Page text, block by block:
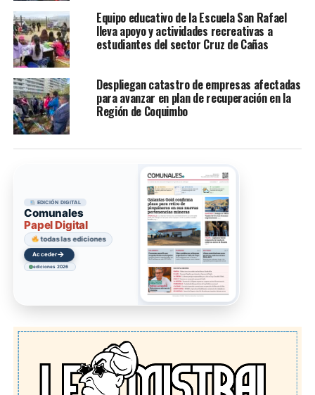
Equipo educativo de la Escuela San Rafael
lleva apoyo y actividades recreativas a
estudiantes del sector Cruz de Cañas
Despliegan catastro de empresas afectadas
para avanzar en plan de recuperación en la
Región de Coquimbo
EDICIÓN DIGITAL
Comunales
Papel Digital
todas las ediciones
Acceder→
ediciones 2026